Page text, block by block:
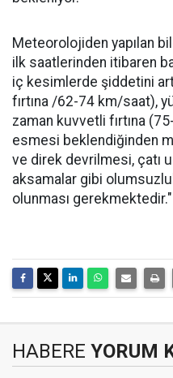
Meteorolojiden yapılan
ilk saatlerinden itibaren
iç kesimlerde şiddetini
fırtına /62-74 km/saat),
zaman kuvvetli fırtına
esmesi beklendiğinden
ve direk devrilmesi, çatı
aksamalar gibi
olunması
HABERE YORUM